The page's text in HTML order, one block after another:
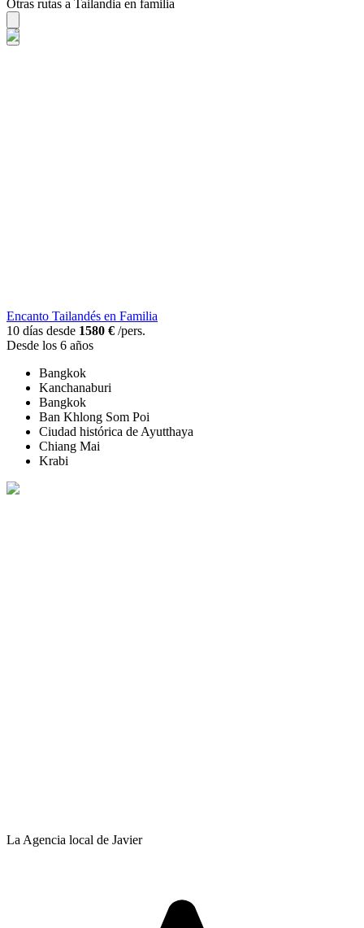
Otras rutas a Tailandia en familia
Encanto Tailandés en Familia
10 días desde 1580 € /pers.
Desde los 6 años
Bangkok
Kanchanaburi
Bangkok
Ban Khlong Som Poi
Ciudad histórica de Ayutthaya
Chiang Mai
Krabi
La Agencia local de Javier